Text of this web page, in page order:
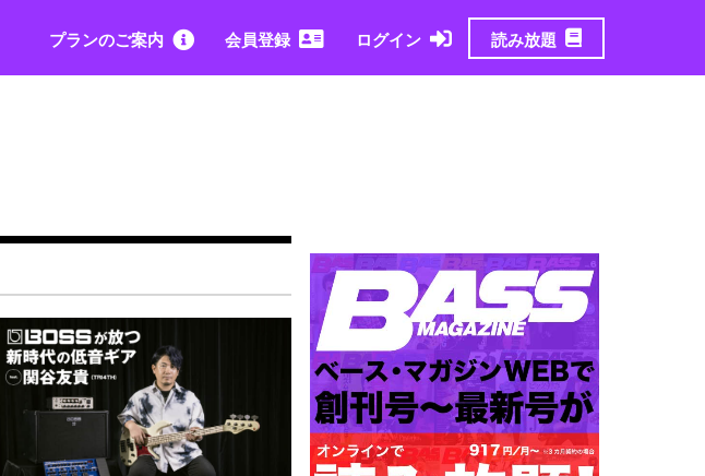
プランのご案内 会員登録 ログイン 読み放題